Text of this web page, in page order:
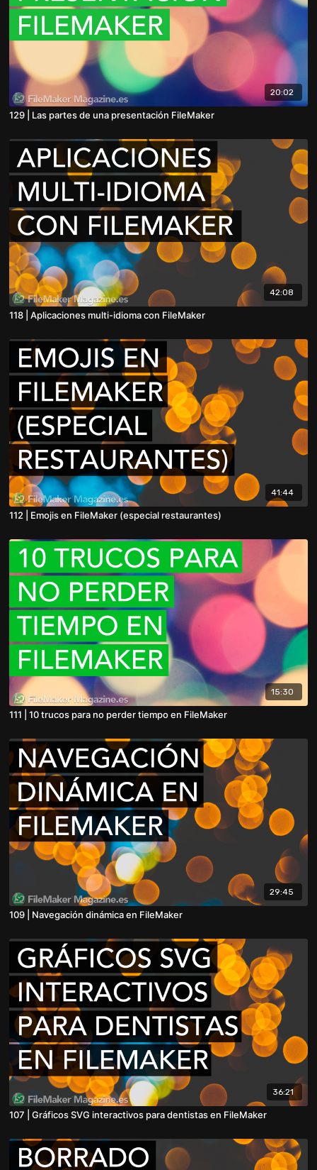
20:02
129 | Las partes de una presentación FileMaker
42:08
118 | Aplicaciones multi-idioma con FileMaker
41:44
112 | Emojis en FileMaker (especial restaurantes)
15:30
111 | 10 trucos para no perder tiempo en FileMaker
29:45
109 | Navegación dinámica en FileMaker
36:21
107 | Gráficos SVG interactivos para dentistas en FileMaker